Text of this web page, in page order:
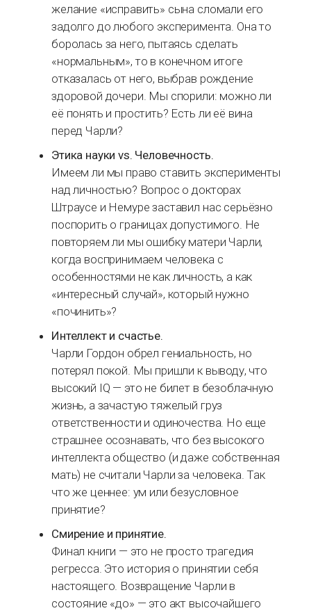
желание «исправить» сына сломали его
задолго до любого эксперимента. Она то
боролась за него, пытаясь сделать
«нормальным», то в конечном итоге
отказалась от него, выбрав рождение
здоровой дочери. Мы спорили: можно ли
её понять и простить? Есть ли её вина
перед Чарли?
Этика науки vs. Человечность.
Имеем ли мы право ставить эксперименты
над личностью? Вопрос о докторах
Штраусе и Немуре заставил нас серьёзно
поспорить о границах допустимого. Не
повторяем ли мы ошибку матери Чарли,
когда воспринимаем человека с
особенностями не как личность, а как
«интересный случай», который нужно
«починить»?
Интеллект и счастье.
Чарли Гордон обрел гениальность, но
потерял покой. Мы пришли к выводу, что
высокий IQ — это не билет в безоблачную
жизнь, а зачастую тяжелый груз
ответственности и одиночества. Но еще
страшнее осознавать, что без высокого
интеллекта общество (и даже собственная
мать) не считали Чарли за человека. Так
что же ценнее: ум или безусловное
принятие?
Смирение и принятие.
Финал книги — это не просто трагедия
регресса. Это история о принятии себя
настоящего. Возвращение Чарли в
состояние «до» — это акт высочайшего